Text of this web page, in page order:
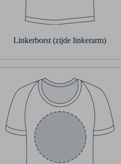
Linkerborst (zijde linkerarm)